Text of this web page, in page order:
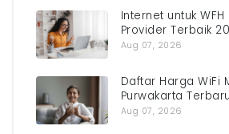
Internet untuk
Provider Terbaik
Aug 07, 2026
Daftar Harga WiFi
Purwakarta
Aug 07, 2026